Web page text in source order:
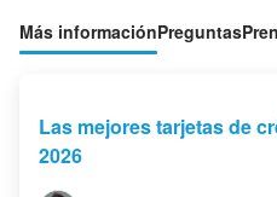
Más informaciónPreguntas
Las mejores tarjetas de
2026